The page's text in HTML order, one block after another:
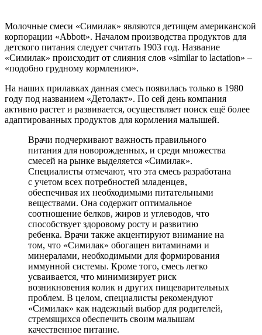
Молочные смеси «Симилак» являются детищем американской
корпорации «Abbott». Началом производства продуктов для
детского питания следует считать 1903 год. Название
«Симилак» происходит от слияния слов «similar to lactation» –
«подобно грудному кормлению».
На наших прилавках данная смесь появилась только в 1980
году под названием «Детолакт». По сей день компания
активно растет и развивается, осуществляет поиск ещё более
адаптированных продуктов для кормления малышей.
Врачи подчеркивают важность правильного
питания для новорожденных, и среди множества
смесей на рынке выделяется «Симилак».
Специалисты отмечают, что эта смесь разработана
с учетом всех потребностей младенцев,
обеспечивая их необходимыми питательными
веществами. Она содержит оптимальное
соотношение белков, жиров и углеводов, что
способствует здоровому росту и развитию
ребенка. Врачи также акцентируют внимание на
том, что «Симилак» обогащен витаминами и
минералами, необходимыми для формирования
иммунной системы. Кроме того, смесь легко
усваивается, что минимизирует риск
возникновения колик и других пищеварительных
проблем. В целом, специалисты рекомендуют
«Симилак» как надежный выбор для родителей,
стремящихся обеспечить своим малышам
качественное питание.